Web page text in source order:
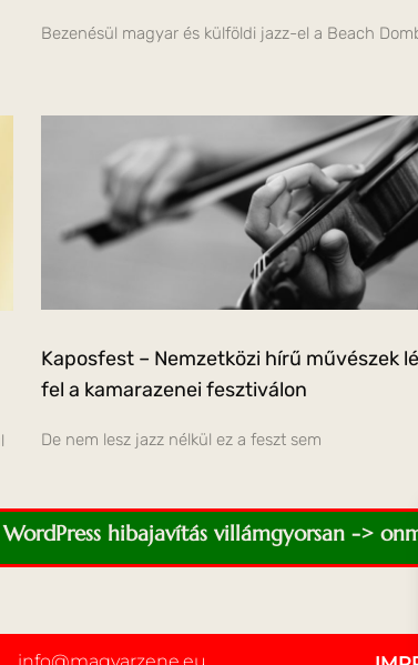
Bezenésül magyar és külföldi jazz-el a Beach
Kaposfest – Nemzetközi hírű művészek
fel a kamarazenei fesztiválon
De nem lesz jazz nélkül ez a feszt sem
hibajavítás villámgyorsan ->